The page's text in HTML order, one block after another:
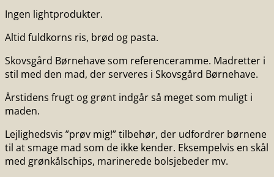
Ingen light­produkter.
Altid fuldkorns ris, brød og pasta.
Skovsgård Børnehave som referenceramme. Madretter i
stil med den mad, der serveres i Skovsgård Børnehave.
Årstidens frugt og grønt indgår så meget som muligt i
maden.
Lejlighedsvis ”prøv mig!” tilbehør, der udfordrer børnene
til at smage mad som de ikke kender. Eksempelvis en skål
med grønkålschips, marinerede bolsjebeder mv.